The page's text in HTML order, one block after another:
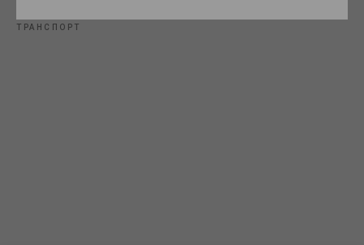
ТРАНСПОРТ